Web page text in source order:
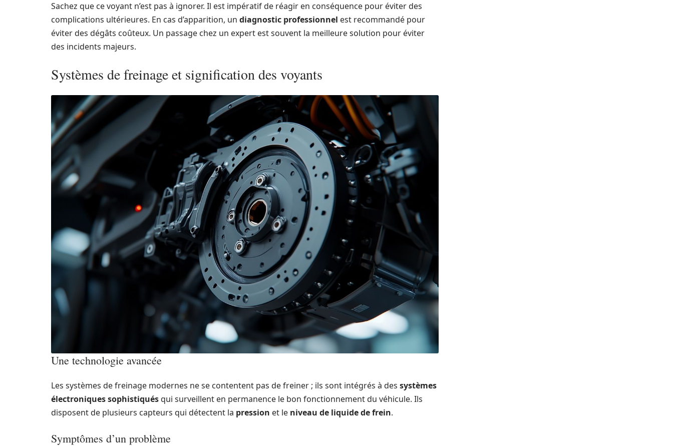
Sachez que ce voyant n’est pas à ignorer. Il est impératif de réagir en conséquence pour éviter des
complications ultérieures. En cas d’apparition, un diagnostic professionnel est recommandé pour
éviter des dégâts coûteux. Un passage chez un expert est souvent la meilleure solution pour éviter
des incidents majeurs.
Systèmes de freinage et signification des voyants
Une technologie avancée
Les systèmes de freinage modernes ne se contentent pas de freiner ; ils sont intégrés à des systèmes
électroniques sophistiquésqui surveillent en permanence le bon fonctionnement du véhicule. Ils
disposent de plusieurs capteurs qui détectent la pression et le niveau de liquide de frein.
Symptômes d’un problème